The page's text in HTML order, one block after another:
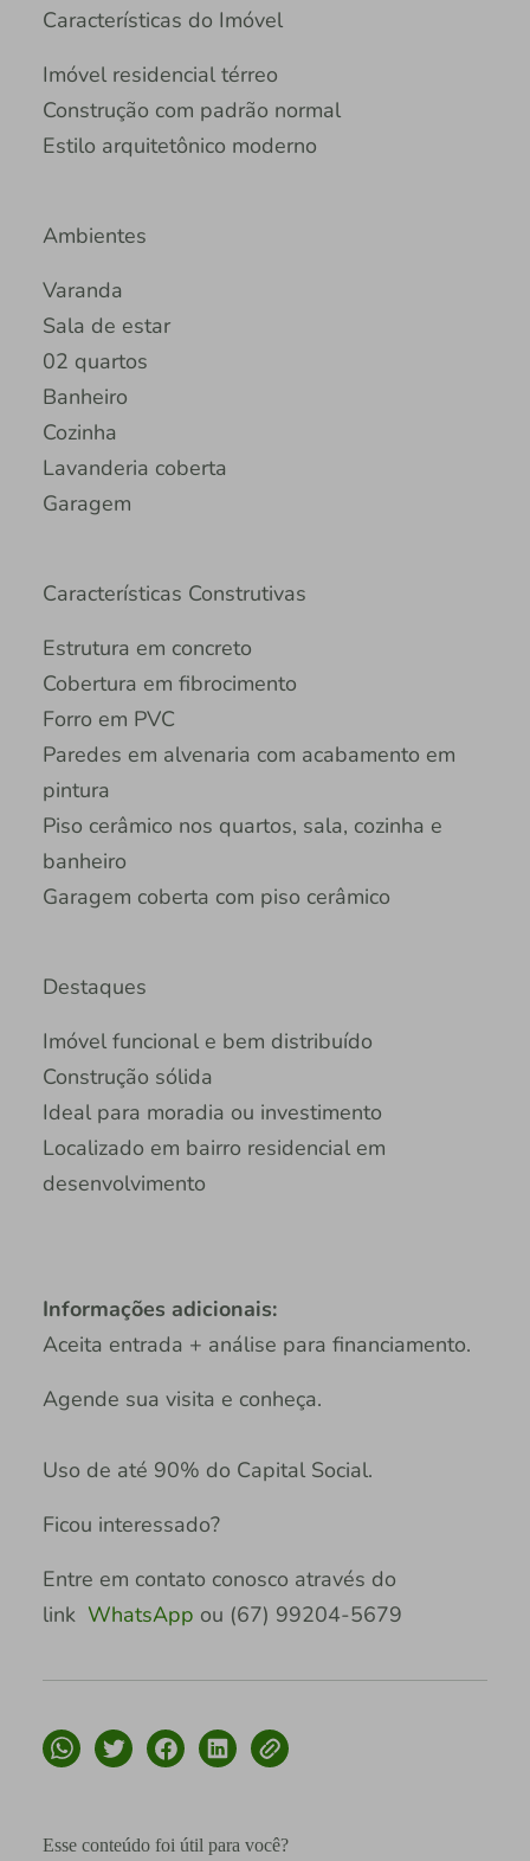
Características do Imóvel
Imóvel residencial térreo
Construção com padrão normal
Estilo arquitetônico moderno
Ambientes
Varanda
Sala de estar
02 quartos
Banheiro
Cozinha
Lavanderia coberta
Garagem
Características Construtivas
Estrutura em concreto
Cobertura em fibrocimento
Forro em PVC
Paredes em alvenaria com acabamento em
pintura
Piso cerâmico nos quartos, sala, cozinha e
banheiro
Garagem coberta com piso cerâmico
Destaques
Imóvel funcional e bem distribuído
Construção sólida
Ideal para moradia ou investimento
Localizado em bairro residencial em
desenvolvimento
Informações adicionais:
Aceita entrada + análise para financiamento.
Agende sua visita e conheça.
Uso de até 90% do Capital Social.
Ficou interessado?
Entre em contato conosco através do
link WhatsApp ou (67) 99204-5679
Esse conteúdo foi útil para você?